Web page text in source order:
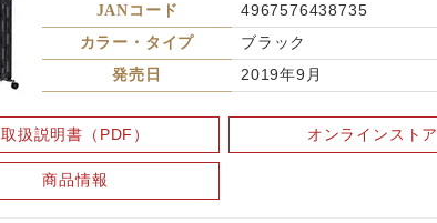
JANコード
4967576438735
カラー・タイプ
ブラック
発売日
2019年9月
取扱説明書（PDF） オンラインストア
商品情報